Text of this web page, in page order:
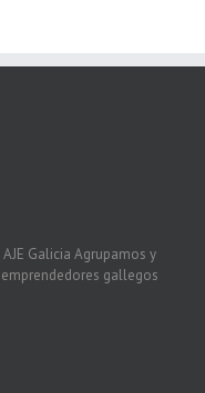
Galicia Agrupamos y
gallegos